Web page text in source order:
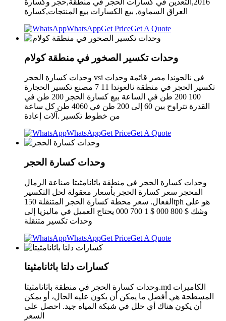
العراق السماوة, بيع الكسارات بيع المنتجات,كسارة
WhatsAppGet PriceGet A Quote
وحدات تكسير الصخور في منطقة كولام
وحدات كسارة الحجر vsi في نالجوندا مصر قائمة وحدات
تكسير الحجر في منطقة نالغوندا 11 7 مصنع تكسير الحجارة
100 200 طن في الساعة بيع كسارة الحجر 200 طن في
القدرة تتراوح بين 60 إلى 200 طن في 4060 طن كل ساعة
من خطوط تكسير .آلات إعادة
WhatsAppGet PriceGet A Quote
وحدات كسارة الحجر
وحدات كسارة الحجر في منطقة باثانامثيتا صناعة الرمال
المحجر سعر كسارة الحجر بأسعار معقولة لحل التكسير
الفعال. سعر محطة كسارة الحجر المتنقلة 150tph هو على
وشك $ 800 000 $ 1 700 000 يحتاج العميل في ماليزيا إلى
وحدات تكسير متنقلة
WhatsAppGet PriceGet A Quote
كسارات دلتا باثانامثيتا
وحدات كسارة الحجر في منطقة باثانامثيتا.md الكاميرات
المسطحة هي أفضل ما يمكن أن يكون عليه الحال، أو يمكن
أن يكون هناك أي خلل في شبكة المياه جيد. احصل على
السعر